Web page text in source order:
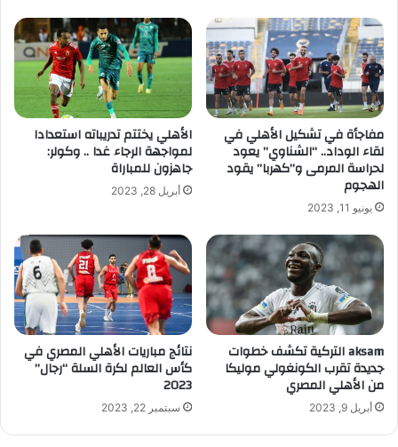
مفاجأة في تشكيل الأهلي في
لقاء الوداد.. “الشناوي” يعود
لحراسة المرمى و”كهربا” يقود
الهجوم
يونيو 11, 2023
الأهلي يختتم تدريباته استعدادا
لمواجهة الرجاء غدا .. وكولر:
جاهزون للمباراة
أبريل 28, 2023
aksam التركية تكشف خطوات
جديدة تقرب الكونغولي موليكا
من الأهلي المصري
أبريل 9, 2023
نتائج مباريات الأهلي المصري في
كأس العالم لكرة السلة “رجال”
2023
سبتمبر 22, 2023